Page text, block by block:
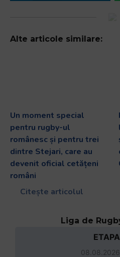
Alte articole similare:
Un moment special
pentru rugby-ul
românesc și pentru trei
dintre Stejari, care au
devenit oficial cetățeni
români
Citește articolul
Liga de